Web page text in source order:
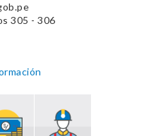
305 - 306